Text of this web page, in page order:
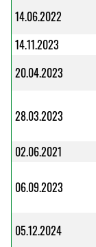
14.06.2022
14.11.2023
20.04.2023
28.03.2023
02.06.2021
06.09.2023
05.12.2024